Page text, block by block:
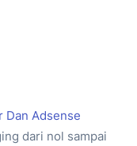
Dan Adsense
dari nol sampai